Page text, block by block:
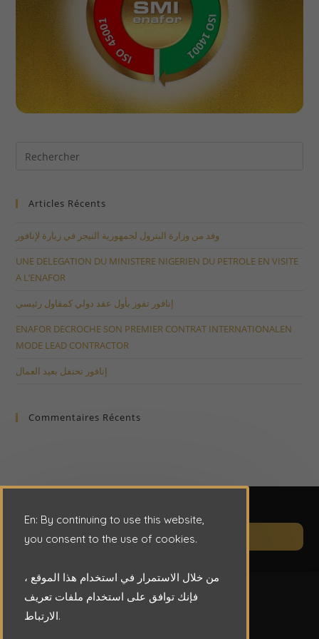
Articles Récents
وفد من وزارة البترول لجمهورية النيجر في زيارة لإنافور
UNE DELEGATION DU MINISTERE NIGERIEN DU PETROLE EN VISITE
A L’ENAFOR
إنافور تفوز بأول عقد دولي كمقاول رئيسي
ENAFOR DECROCHE SON PREMIER CONTRAT INTERNATIONALEN
MODE LEAD CONTRACTOR
إنافور تحتفل بعيد العمال
Commentaires Récents
CONTACT
in
En: By continuing to use this website,
you consent to the use of cookies.
من خلال الاستمرار في استخدام هذا الموقع ،
فإنك توافق على استخدام ملفات تعريف
الارتباط.